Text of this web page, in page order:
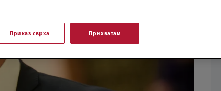
Приказ сврха Прихватам